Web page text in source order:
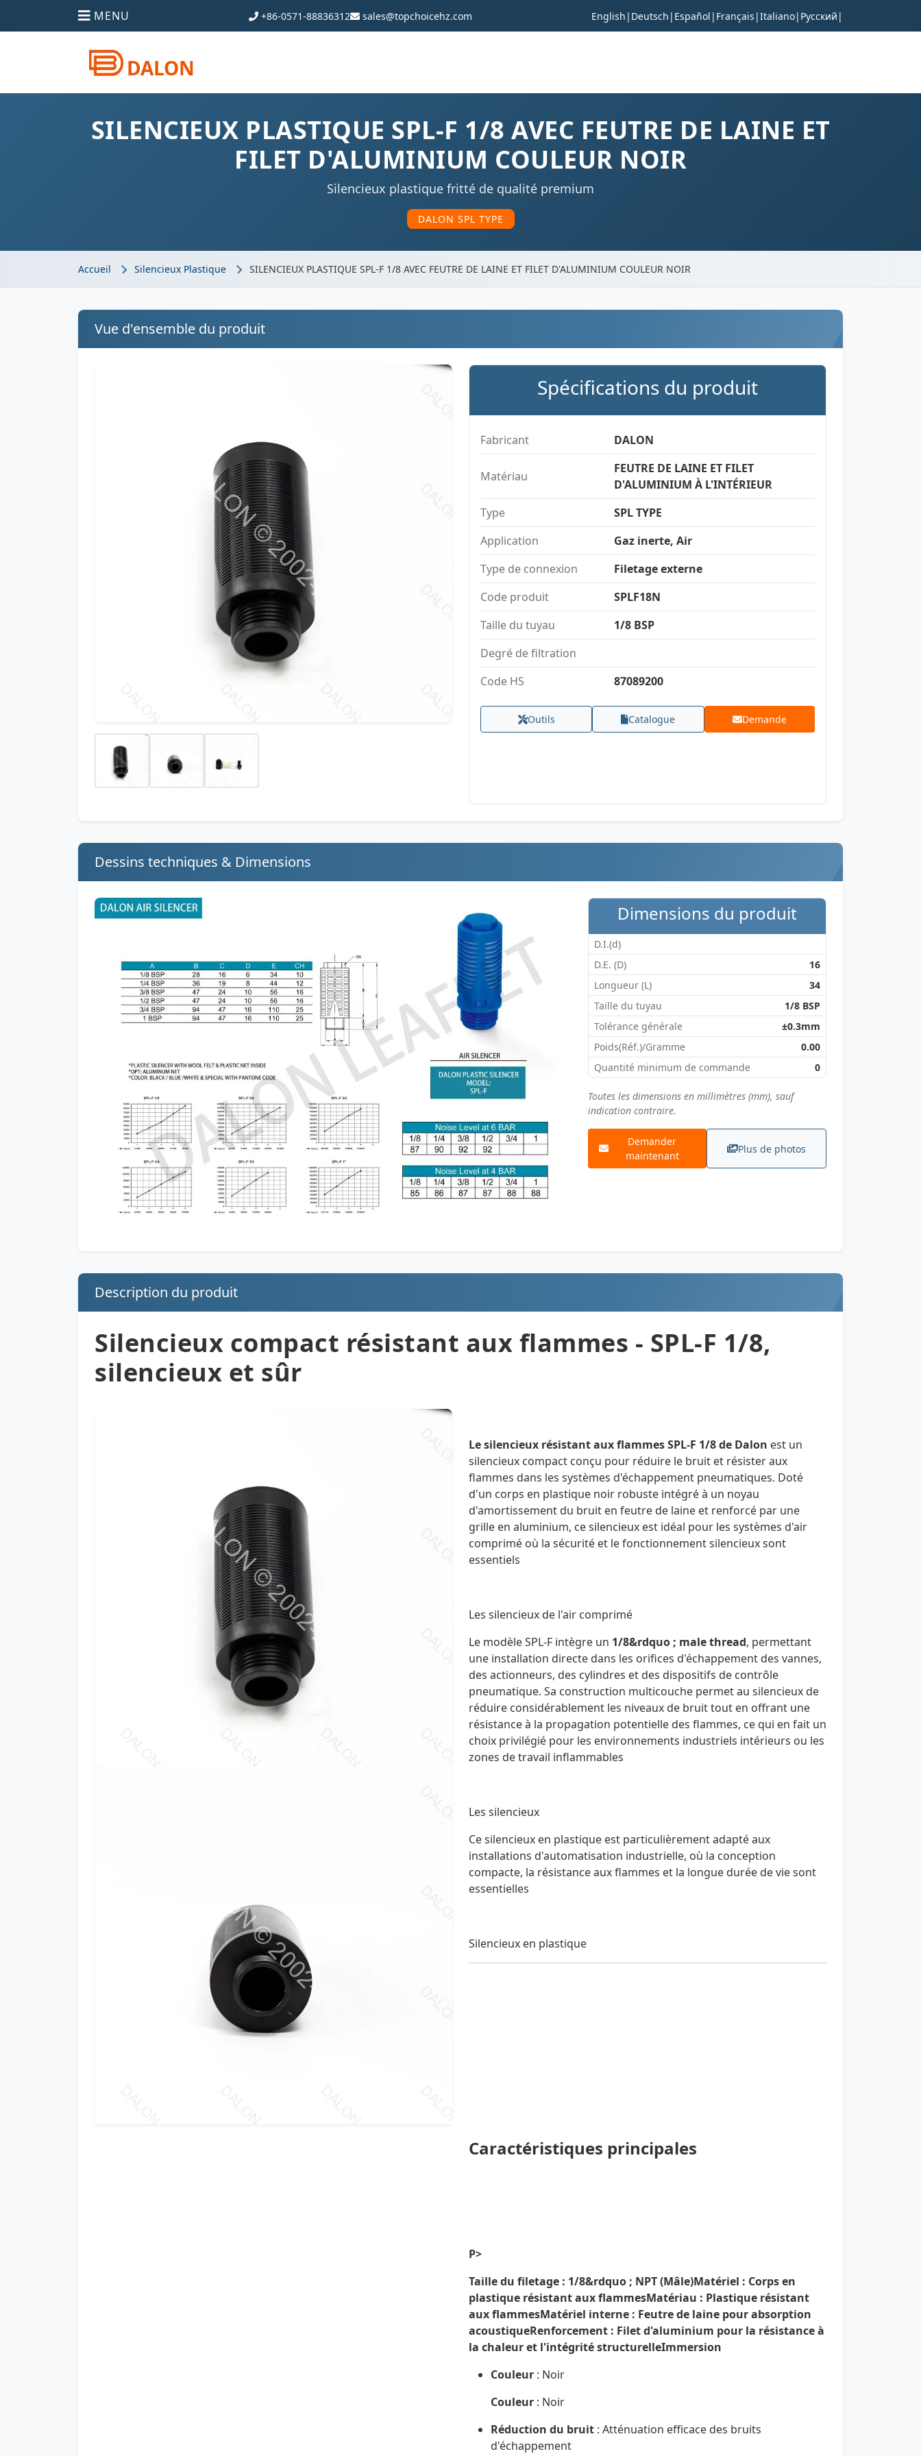
MENU +86-0571-88836312 sales@topchoicehz.com English | Deutsch | Español | Français |Italiano| Русский |
DALON
SILENCIEUX PLASTIQUE SPL-F 1/8 AVEC FEUTRE DE LAINE ET
FILET D'ALUMINIUM COULEUR NOIR
Silencieux plastique fritté de qualité premium
DALON SPL TYPE
Accueil Silencieux Plastique SILENCIEUX PLASTIQUE SPL-F 1/8 AVEC FEUTRE DE LAINE ET FILET D'ALUMINIUM COULEUR NOIR
Vue d'ensemble du produit
Spécifications du produit
Fabricant DALON
Matériau
FEUTRE DE LAINE ET FILET
D'ALUMINIUM À L'INTÉRIEUR
Type
SPL TYPE
Application
Gaz inerte, Air
Type de connexion
Filetage externe
Code produit
SPLF18N
Taille du tuyau
1/8 BSP
Degré de filtration
Code HS
87089200
Outils Catalogue Demande
Dessins techniques & Dimensions
Dimensions du produit
D.I.(d)
D.E. (D)
16
Longueur (L)
34
Taille du tuyau
1/8 BSP
Tolérance générale
±0.3mm
Poids(Réf.)/Gramme
0.00
Quantité minimum de commande
0
Toutes les dimensions en millimètres (mm), sauf
indication contraire.
Demander
maintenant
Plus de photos
Description du produit
Silencieux compact résistant aux flammes - SPL-F 1/8,
silencieux et sûr
Le silencieux résistant aux flammes SPL-F 1/8 de Dalon est un
silencieux compact conçu pour réduire le bruit et résister aux
flammes dans les systèmes d'échappement pneumatiques. Doté
d'un corps en plastique noir robuste intégré à un noyau
d'amortissement du bruit en feutre de laine et renforcé par une
grille en aluminium, ce silencieux est idéal pour les systèmes d'air
comprimé où la sécurité et le fonctionnement silencieux sont
essentiels
Les silencieux de l'air comprimé
Le modèle SPL-F intègre un 1/8&rdquo ; male thread, permettant
une installation directe dans les orifices d'échappement des vannes,
des actionneurs, des cylindres et des dispositifs de contrôle
pneumatique. Sa construction multicouche permet au silencieux de
réduire considérablement les niveaux de bruit tout en offrant une
résistance à la propagation potentielle des flammes, ce qui en fait un
choix privilégié pour les environnements industriels intérieurs ou les
zones de travail inflammables
Les silencieux
Ce silencieux en plastique est particulièrement adapté aux
installations d'automatisation industrielle, où la conception
compacte, la résistance aux flammes et la longue durée de vie sont
essentielles
Silencieux en plastique
Caractéristiques principales
P>
Taille du filetage : 1/8&rdquo ; NPT (Mâle)Matériel : Corps en
plastique résistant aux flammesMatériau : Plastique résistant
aux flammesMatériel interne : Feutre de laine pour absorption
acoustiqueRenforcement : Filet d'aluminium pour la résistance à
la chaleur et l'intégrité structurelleImmersion
Couleur : Noir
Couleur : Noir
Réduction du bruit : Atténuation efficace des bruits
d'échappement